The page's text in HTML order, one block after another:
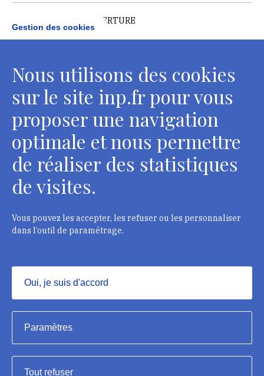
RESTITUTION ET OUVERTURE
Inp, site Vivienne, Paris
Restitution des travaux, entretien avec les membres du
comité de pilotage, remise des attestations de formation.
Rencontre avec les membres de la troisième promotion
Présentation de la formation
Soirée accueil pour la nouvelle promotion
Institut national du patrimoine, 2023
Crédits et mentions légales
Gestion des cookies
Nous utilisons des cookies
sur le site inp.fr pour vous
proposer une navigation
optimale et nous permettre
de réaliser des statistiques
de visites.
Vous pouvez les accepter, les refuser ou les personnaliser
dans l’outil de paramétrage.
Oui, je suis d'accord
Masquer
Paramètres
Tout refuser